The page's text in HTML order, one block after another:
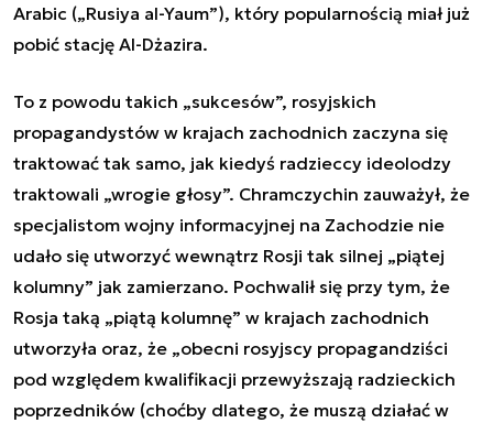
Arabic („Rusiya al-Yaum”), który popularnością miał już
pobić stację Al-Dżazira.
To z powodu takich „sukcesów”, rosyjskich
propagandystów w krajach zachodnich zaczyna się
traktować tak samo, jak kiedyś radzieccy ideolodzy
traktowali „wrogie głosy”. Chramczychin zauważył, że
specjalistom wojny informacyjnej na Zachodzie nie
udało się utworzyć wewnątrz Rosji tak silnej „piątej
kolumny” jak zamierzano. Pochwalił się przy tym, że
Rosja taką „piątą kolumnę” w krajach zachodnich
utworzyła oraz, że „obecni rosyjscy propagandziści
pod względem kwalifikacji przewyższają radzieckich
poprzedników (choćby dlatego, że muszą działać w